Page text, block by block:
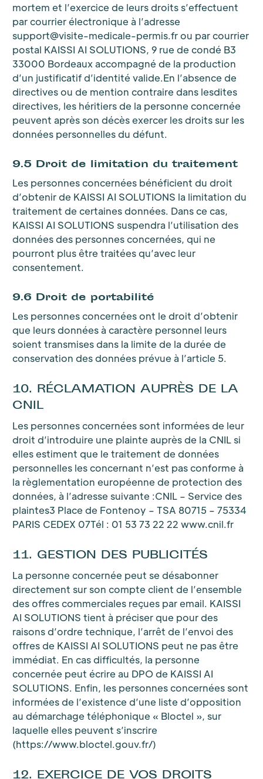
mortem et l’exercice de leurs droits s’effectuent
par courrier électronique à l’adresse
support@visite-medicale-permis.fr ou par courrier
postal KAISSI AI SOLUTIONS, 9 rue de condé B3
33000 Bordeaux accompagné de la production
d’un justificatif d’identité valide.En l’absence de
directives ou de mention contraire dans lesdites
directives, les héritiers de la personne concernée
peuvent après son décès exercer les droits sur les
données personnelles du défunt.
9.5 Droit de limitation du traitement
Les personnes concernées bénéficient du droit
d’obtenir de KAISSI AI SOLUTIONS la limitation du
traitement de certaines données. Dans ce cas,
KAISSI AI SOLUTIONS suspendra l’utilisation des
données des personnes concernées, qui ne
pourront plus être traitées qu’avec leur
consentement.
9.6 Droit de portabilité
Les personnes concernées ont le droit d’obtenir
que leurs données à caractère personnel leurs
soient transmises dans la limite de la durée de
conservation des données prévue à l’article 5.
10. RÉCLAMATION AUPRÈS DE LA
CNIL
Les personnes concernées sont informées de leur
droit d’introduire une plainte auprès de la CNIL si
elles estiment que le traitement de données
personnelles les concernant n’est pas conforme à
la règlementation européenne de protection des
données, à l’adresse suivante :CNIL – Service des
plaintes3 Place de Fontenoy – TSA 80715 – 75334
PARIS CEDEX 07Tél : 01 53 73 22 22 www.cnil.fr
11. GESTION DES PUBLICITÉS
La personne concernée peut se désabonner
directement sur son compte client de l’ensemble
des offres commerciales reçues par email. KAISSI
AI SOLUTIONS tient à préciser que pour des
raisons d’ordre technique, l’arrêt de l’envoi des
offres de KAISSI AI SOLUTIONS peut ne pas être
immédiat. En cas difficultés, la personne
concernée peut écrire au DPO de KAISSI AI
SOLUTIONS. Enfin, les personnes concernées sont
informées de l’existence d’une liste d’opposition
au démarchage téléphonique « Bloctel », sur
laquelle elles peuvent s’inscrire
(https://www.bloctel.gouv.fr/)